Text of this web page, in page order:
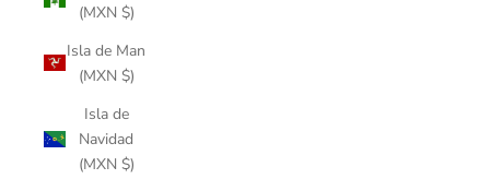
(MXN $)
Isla de Man
(MXN $)
Isla de
Navidad
(MXN $)